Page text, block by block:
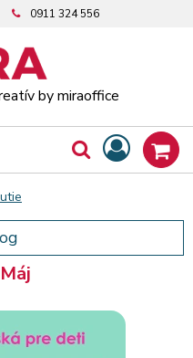
by miraoffice
0911 324 556